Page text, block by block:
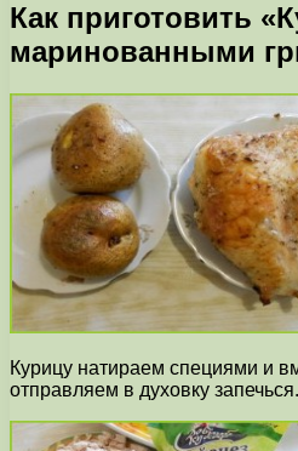
Как приготовить
маринованными
Курицу натираем специями и
отправляем в духовку запечься.